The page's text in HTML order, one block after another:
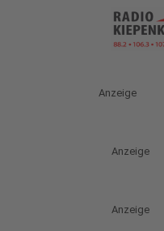
Anzeige
Anzeige
Anzeige